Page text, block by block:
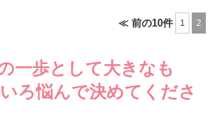
≪ 前の10件 1 2
一歩として大きなも
ろ悩んで決めてくださ